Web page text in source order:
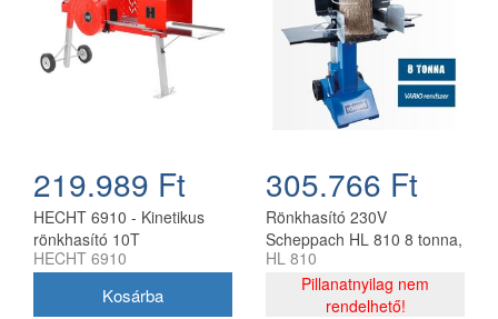
219.989 Ft
HECHT 6910 - Kinetikus
rönkhasító 10T
HECHT 6910
305.766 Ft
Rönkhasító 230V
Scheppach HL 810 8 tonna,
3500w, függőleges
HL 810
Pillanatnyilag nem
rendelhető!